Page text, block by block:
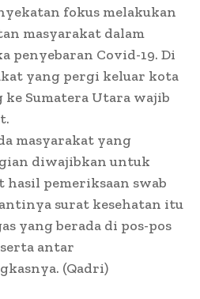
fokus melakukan
masyarakat dalam
penyebaran Covid-19. Di
yang pergi keluar kota
ke Sumatera Utara wajib
masyarakat yang
diwajibkan untuk
hasil pemeriksaan swab
surat kesehatan itu
yang berada di pos-pos
antar
(Qadri)